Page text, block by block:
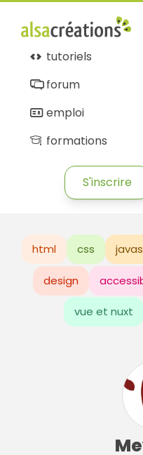
tutoriels
forum
emploi
formations
S'inscrire
html css
design
vue et nuxt